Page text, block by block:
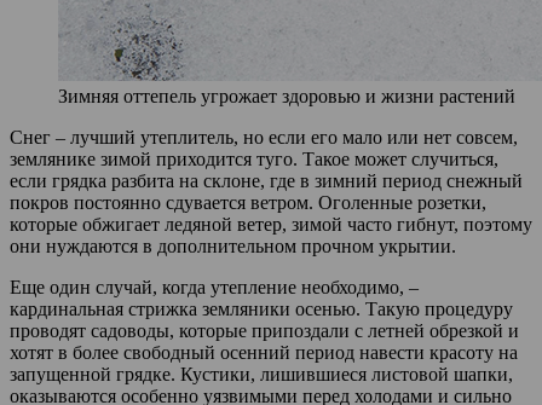
Зимняя оттепель угрожает здоровью и жизни растений
Снег – лучший утеплитель, но если его мало или нет совсем,
землянике зимой приходится туго. Такое может случиться,
если грядка разбита на склоне, где в зимний период снежный
покров постоянно сдувается ветром. Оголенные розетки,
которые обжигает ледяной ветер, зимой часто гибнут, поэтому
они нуждаются в дополнительном прочном укрытии.
Еще один случай, когда утепление необходимо, –
кардинальная стрижка земляники осенью. Такую процедуру
проводят садоводы, которые припоздали с летней обрезкой и
хотят в более свободный осенний период навести красоту на
запущенной грядке. Кустики, лишившиеся листовой шапки,
оказываются особенно уязвимыми перед холодами и сильно